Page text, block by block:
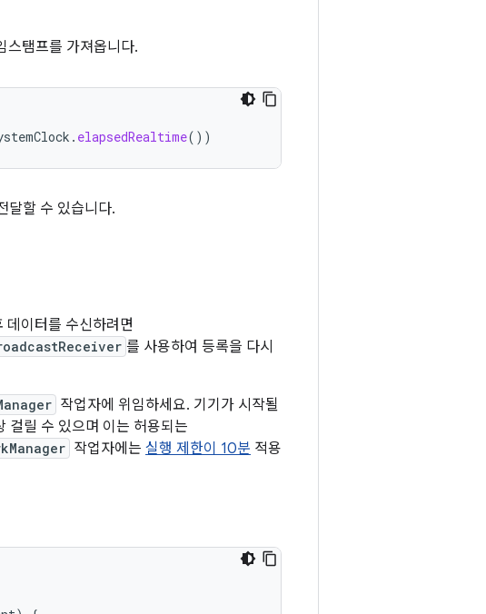
스탬프를 가져옵니다.
. elapsedRealtime())
달할 수 있습니다.
데이터를 수신하려면
를 사용하여 등록을 다시
작업자에 위임하세요. 기기가 시작될
걸릴 수 있으며 이는 허용되는
작업자에는 실행 제한이 10분 적용